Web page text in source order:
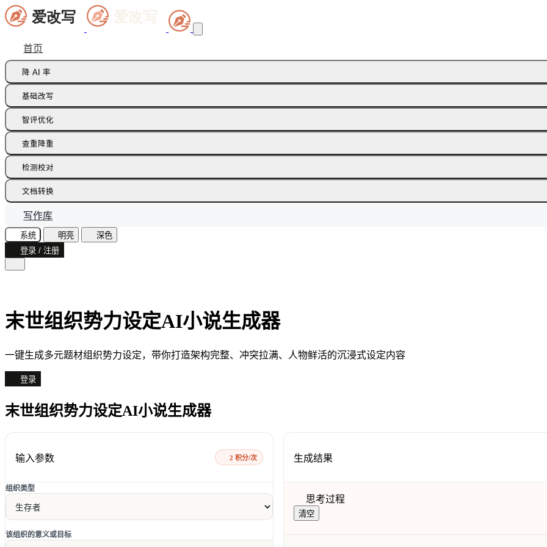
首页
降 AI 率
痕迹橡皮擦
多语种降痕
基础改写
同义词替换
智评优化
批注智改
查重降重
论文降重
检测校对
AI 文本检测(中文)
AI 文本检测(英文)
AI 图片检测
AI味诊断
文本纠错
文档转换
飞书文档
智能读文
文档识别
写作库
系统 明亮
深色
登录 / 注册
末世组织势力设定AI小说生成器
一键生成多元题材组织势力设定，带你打造架构完整、冲突拉满、人物鲜活的沉浸式设定内容
登录
末世组织势力设定AI小说生成器
输入参数 2 积分/次
组织类型
该组织的意义或目标
生成结果
思考过程
清空